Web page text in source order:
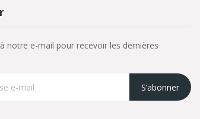
notre e-mail pour recevoir les dernières
S’abonner